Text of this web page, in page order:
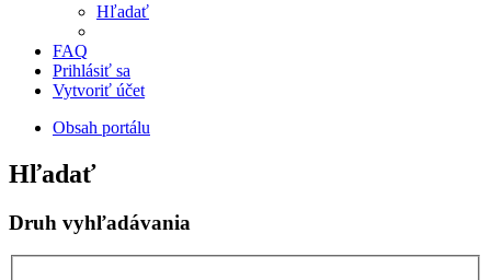
Hľadať
FAQ
Prihlásiť sa
Vytvoriť účet
Obsah portálu
Hľadať
Druh vyhľadávania